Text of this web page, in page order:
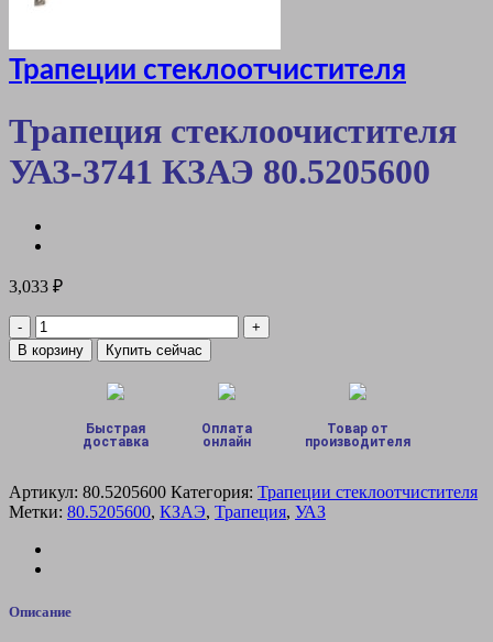
Трапеции стеклоотчистителя
Трапеция стеклоочистителя
УАЗ-3741 КЗАЭ 80.5205600
3,033 ₽
Количество
товара
Трапеция
стеклоочистителя
80.5205600
В корзину Купить сейчас
Быстрая
доставка
Оплата
онлайн
Товар от
производителя
Артикул: 80.5205600 Категория: Трапеции стеклоотчистителя
Метки: 80.5205600, КЗАЭ, Трапеция, УАЗ
Описание